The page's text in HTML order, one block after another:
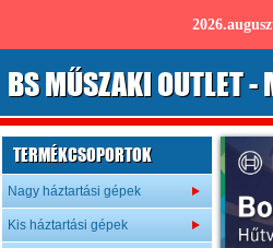
BSMŰSZAKI OUTLET-
TERMÉKCSOPORTOK
Nagy háztartási gépek
Kis háztartási gépek